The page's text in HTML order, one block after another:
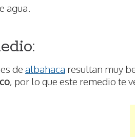
agua.
de albahaca resultan muy
, por lo que este remedio te